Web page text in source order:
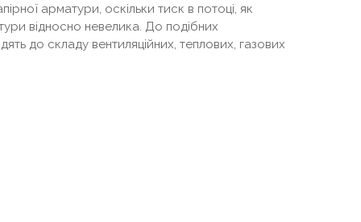
арматури, оскільки тиск в потоці, як
відносно невелика. До подібних
до складу вентиляційних, теплових, газових